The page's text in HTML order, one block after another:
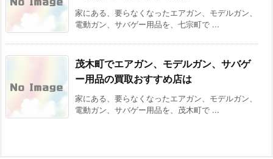
家にある、要らなくなったエアガン、モデルガン、
電動ガン、サバゲー用品を、七宗町で ...
茂木町でエアガン、モデルガン、サバゲ
ー用品の買取おすすめ店は
家にある、要らなくなったエアガン、モデルガン、
電動ガン、サバゲー用品を、茂木町で ...